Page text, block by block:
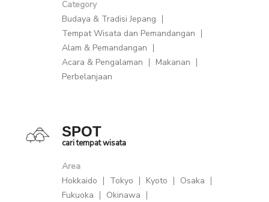
Category
Budaya & Tradisi Jepang
Tempat Wisata dan Pemandangan
Alam & Pemandangan
Acara & Pengalaman
Makanan
Perbelanjaan
SPOT
cari tempat wisata
Area
Hokkaido
Tokyo Kyoto
Osaka
Fukuoka
Okinawa